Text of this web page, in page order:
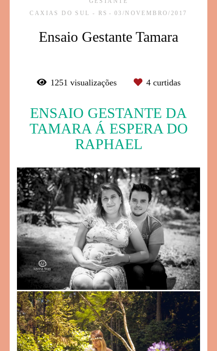
CAXIAS DO SUL - RS
03/NOVEMBRO/2017
Ensaio Gestante Tamara
1251 visualizações 4curtidas
ENSAIO GESTANTE DA
TAMARA Á ESPERA DO
RAPHAEL